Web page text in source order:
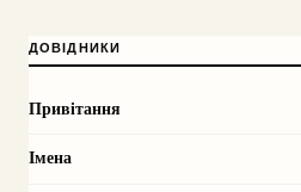
ДОВІДНИКИ
Привітання
Імена